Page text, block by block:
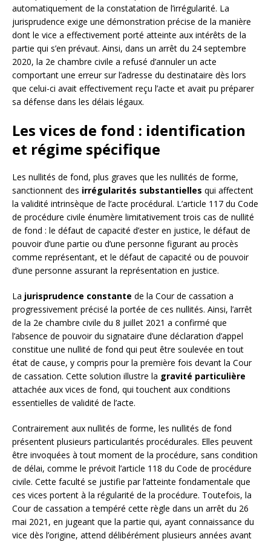
automatiquement de la constatation de l’irrégularité. La
jurisprudence exige une démonstration précise de la manière
dont le vice a effectivement porté atteinte aux intérêts de la
partie qui s’en prévaut. Ainsi, dans un arrêt du 24 septembre
2020, la 2e chambre civile a refusé d’annuler un acte
comportant une erreur sur l’adresse du destinataire dès lors
que celui-ci avait effectivement reçu l’acte et avait pu préparer
sa défense dans les délais légaux.
Les vices de fond : identification
et régime spécifique
Les nullités de fond, plus graves que les nullités de forme,
sanctionnent des irrégularités substantielles qui affectent
la validité intrinsèque de l’acte procédural. L’article 117 du Code
de procédure civile énumère limitativement trois cas de nullité
de fond : le défaut de capacité d’ester en justice, le défaut de
pouvoir d’une partie ou d’une personne figurant au procès
comme représentant, et le défaut de capacité ou de pouvoir
d’une personne assurant la représentation en justice.
La jurisprudence constante de la Cour de cassation a
progressivement précisé la portée de ces nullités. Ainsi, l’arrêt
de la 2e chambre civile du 8 juillet 2021 a confirmé que
l’absence de pouvoir du signataire d’une déclaration d’appel
constitue une nullité de fond qui peut être soulevée en tout
état de cause, y compris pour la première fois devant la Cour
de cassation. Cette solution illustre la gravité particulière
attachée aux vices de fond, qui touchent aux conditions
essentielles de validité de l’acte.
Contrairement aux nullités de forme, les nullités de fond
présentent plusieurs particularités procédurales. Elles peuvent
être invoquées à tout moment de la procédure, sans condition
de délai, comme le prévoit l’article 118 du Code de procédure
civile. Cette faculté se justifie par l’atteinte fondamentale que
ces vices portent à la régularité de la procédure. Toutefois, la
Cour de cassation a tempéré cette règle dans un arrêt du 26
mai 2021, en jugeant que la partie qui, ayant connaissance du
vice dès l’origine, attend délibérément plusieurs années avant